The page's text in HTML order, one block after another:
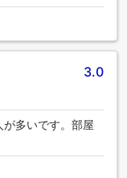
3.0
多いです。部屋